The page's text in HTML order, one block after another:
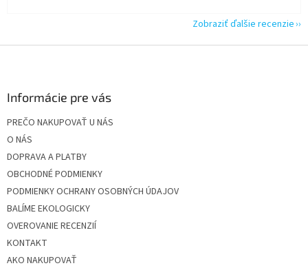
Zobraziť ďalšie recenzie
Informácie pre vás
PREČO NAKUPOVAŤ U NÁS
O NÁS
DOPRAVA A PLATBY
OBCHODNÉ PODMIENKY
PODMIENKY OCHRANY OSOBNÝCH ÚDAJOV
BALÍME EKOLOGICKY
OVEROVANIE RECENZIÍ
KONTAKT
AKO NAKUPOVAŤ